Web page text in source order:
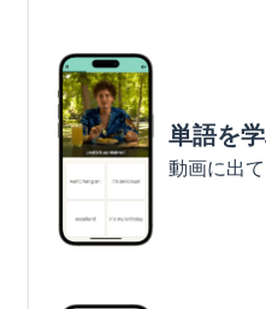
単語を
動画に出